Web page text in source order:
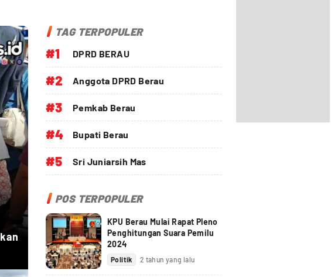
TAG TERPOPULER
#1 DPRD BERAU
#2 Anggota DPRD Berau
#3 Pemkab Berau
#4 Bupati Berau
#5 Sri Juniarsih Mas
POS TERPOPULER
KPU Berau Mulai Rapat Pleno
Penghitungan Suara Pemilu
2024
Politik 2 tahun yang lalu